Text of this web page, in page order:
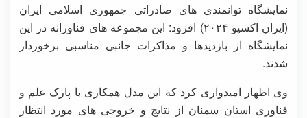
نمایشگاه توانمندی های صادراتی جمهوری اسلامی ایران
(ایران اکسپو ۲۰۲۴) افزود: این مجموعه های فناورانه در این
نمایشگاه از بازدیدها و مذاکرات جانبی مناسبی برخوردار
شدند.
وی اظهار امیدواری کرد که این مدل همکاری با پارک علم و
فناوری استان سمنان از نتایج و خروجی های مورد انتظار